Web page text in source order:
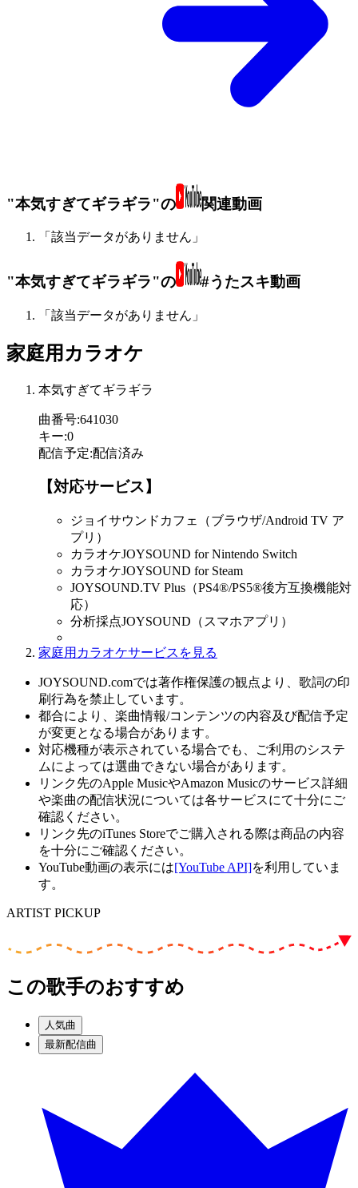
"本気すぎてギラギラ"の 関連動画
「該当データがありません」
"本気すぎてギラギラ"の #うたスキ動画
「該当データがありません」
家庭用カラオケ
本気すぎてギラギラ
曲番号:641030
キー:0
配信予定:配信済み
【対応サービス】
ジョイサウンドカフェ（ブラウザ/Android TV ア
プリ）
カラオケJOYSOUND for Nintendo Switch
カラオケJOYSOUND for Steam
JOYSOUND.TV Plus（PS4®/PS5®後方互換機能対
応）
分析採点JOYSOUND（スマホアプリ）
家庭用カラオケサービスを見る
JOYSOUND.comでは著作権保護の観点より、歌詞の印
刷行為を禁止しています。
都合により、楽曲情報/コンテンツの内容及び配信予定
が変更となる場合があります。
対応機種が表示されている場合でも、ご利用のシステ
ムによっては選曲できない場合があります。
リンク先のApple MusicやAmazon Musicのサービス詳細
や楽曲の配信状況については各サービスにて十分にご
確認ください。
リンク先のiTunes Storeでご購入される際は商品の内容
を十分にご確認ください。
YouTube動画の表示には[YouTube API]を利用していま
す。
ARTIST PICKUP
この歌手のおすすめ
人気曲
最新配信曲